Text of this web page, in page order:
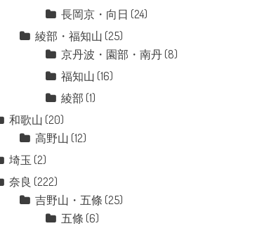
長岡京・向日 (24)
綾部・福知山 (25)
京丹波・園部・南丹 (8)
福知山 (16)
綾部 (1)
和歌山 (20)
高野山 (12)
埼玉 (2)
奈良 (222)
吉野山・五條 (25)
五條 (6)